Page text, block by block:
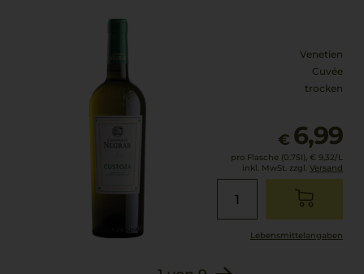
Venetien
Cuvée
trocken
€ 6,99
pro Flasche (0.75l), € 9,32/L
inkl. MwSt. zzgl. Versand
Lebensmittel­angaben